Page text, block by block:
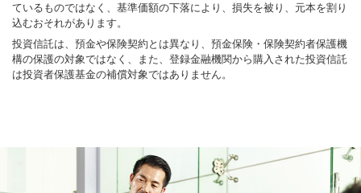
ているものではなく、基準価額の下落により、損失を被り、元本を割り
込むおそれがあります。
投資信託は、預金や保険契約とは異なり、預金保険・保険契約者保護機
構の保護の対象ではなく、また、登録金融機関から購入された投資信託
は投資者保護基金の補償対象ではありません。